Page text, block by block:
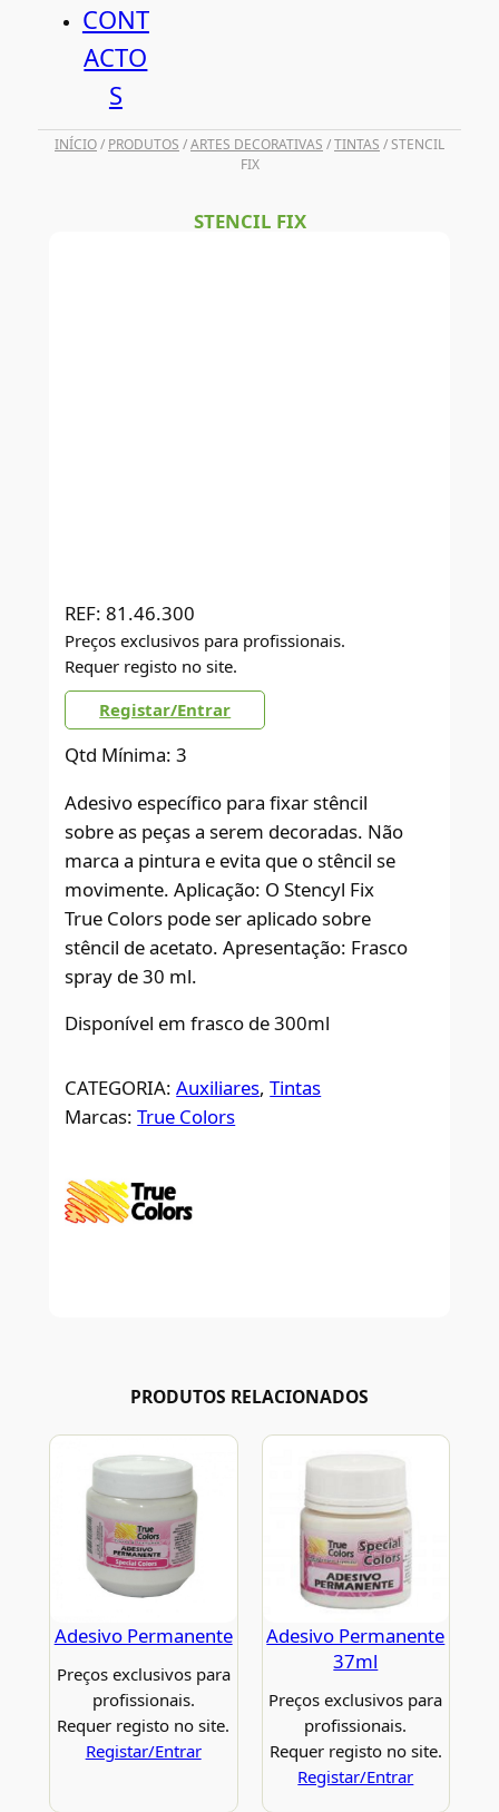
CONT
ACTO
S
INÍCIO/ PRODUTOS /ARTES DECORATIVAS /TINTAS / STENCIL
FIX
STENCIL FIX
REF: 81.46.300
Preços exclusivos para profissionais.
Requer registo no site.
Registar/Entrar
Qtd Mínima: 3
Adesivo específico para fixar stêncil
sobre as peças a serem decoradas. Não
marca a pintura e evita que o stêncil se
movimente. Aplicação: O Stencyl Fix
True Colors pode ser aplicado sobre
stêncil de acetato. Apresentação: Frasco
spray de 30 ml.
Disponível em frasco de 300ml
CATEGORIA:Auxiliares, Tintas
Marcas:True Colors
PRODUTOS RELACIONADOS
Adesivo Permanente
Preços exclusivos para
profissionais.
Requer registo no site.
Registar/Entrar
Adesivo Permanente
37ml
Preços exclusivos para
profissionais.
Requer registo no site.
Registar/Entrar